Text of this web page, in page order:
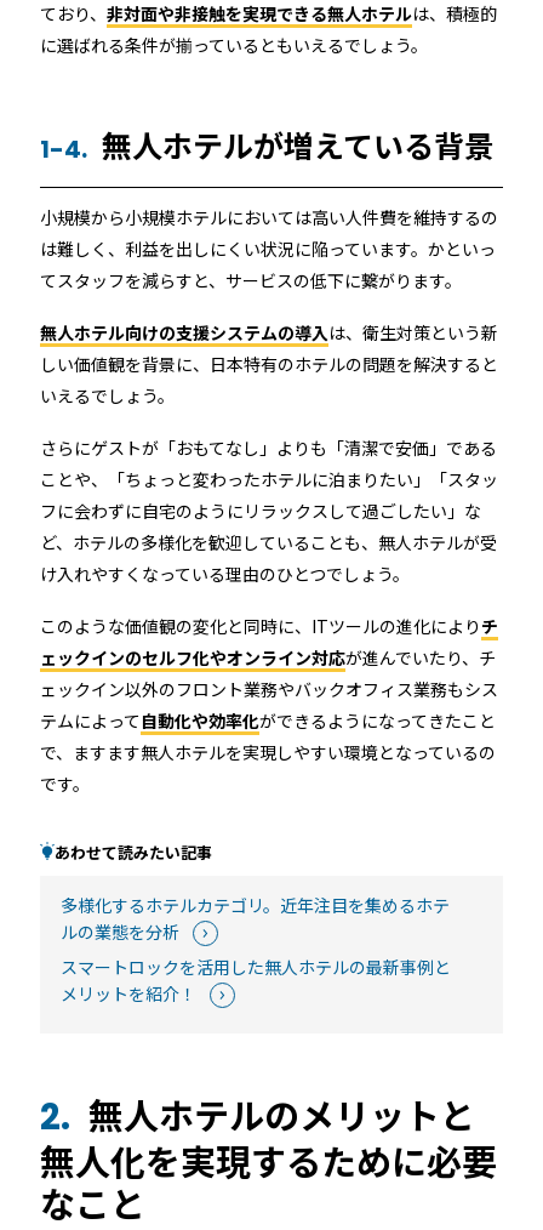
ており、 非対面や非接触を実現できる無人ホテルは、積極的
に選ばれる条件が揃っているともいえるでしょう。
1-4. 無人ホテルが増えている背景
小規模から小規模ホテルにおいては高い人件費を維持するの
は難しく、利益を出しにくい状況に陥っています。かといっ
てスタッフを減らすと、サービスの低下に繋がります。
無人ホテル向けの支援システムの導入は、衛生対策という新
しい価値観を背景に、日本特有のホテルの問題を解決すると
いえるでしょう。
さらにゲストが「おもてなし」よりも「清潔で安価」である
ことや、「ちょっと変わったホテルに泊まりたい」「スタッ
フに会わずに自宅のようにリラックスして過ごしたい」な
ど、ホテルの多様化を歓迎していることも、無人ホテルが受
け入れやすくなっている理由のひとつでしょう。
このような価値観の変化と同時に、ITツールの進化により チ
ェックインのセルフ化やオンライン対応が進んでいたり、チ
ェックイン以外のフロント業務やバックオフィス業務もシス
テムによって 自動化や効率化ができるようになってきたこと
で、ますます無人ホテルを実現しやすい環境となっているの
です。
あわせて読みたい記事
多様化するホテルカテゴリ。近年注目を集めるホテ
ルの業態を分析
スマートロックを活用した無人ホテルの最新事例と
メリットを紹介！
2. 無人ホテルのメリットと
無人化を実現するために必要
なこと